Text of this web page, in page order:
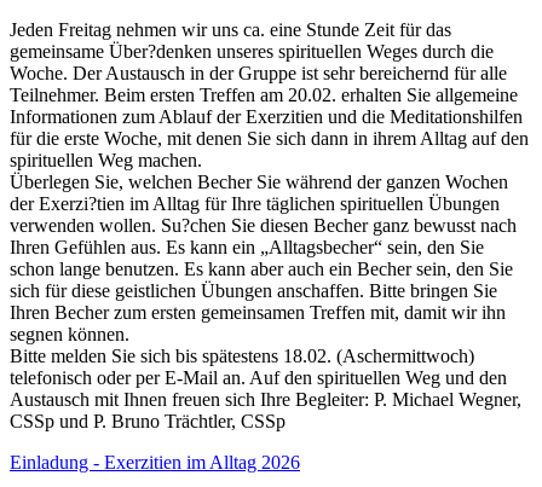
Jeden Freitag nehmen wir uns ca. eine Stunde Zeit für das
gemeinsame Über?denken unseres spirituellen Weges durch die
Woche. Der Austausch in der Gruppe ist sehr bereichernd für alle
Teilnehmer. Beim ersten Treffen am 20.02. erhalten Sie allgemeine
Informationen zum Ablauf der Exerzitien und die Meditationshilfen
für die erste Woche, mit denen Sie sich dann in ihrem Alltag auf den
spirituellen Weg machen.
Überlegen Sie, welchen Becher Sie während der ganzen Wochen
der Exerzi?tien im Alltag für Ihre täglichen spirituellen Übungen
verwenden wollen. Su?chen Sie diesen Becher ganz bewusst nach
Ihren Gefühlen aus. Es kann ein „Alltagsbecher“ sein, den Sie
schon lange benutzen. Es kann aber auch ein Becher sein, den Sie
sich für diese geistlichen Übungen anschaffen. Bitte bringen Sie
Ihren Becher zum ersten gemeinsamen Treffen mit, damit wir ihn
segnen können.
Bitte melden Sie sich bis spätestens 18.02. (Aschermittwoch)
telefonisch oder per E-Mail an. Auf den spirituellen Weg und den
Austausch mit Ihnen freuen sich Ihre Begleiter: P. Michael Wegner,
CSSp und P. Bruno Trächtler, CSSp
Einladung - Exerzitien im Alltag 2026